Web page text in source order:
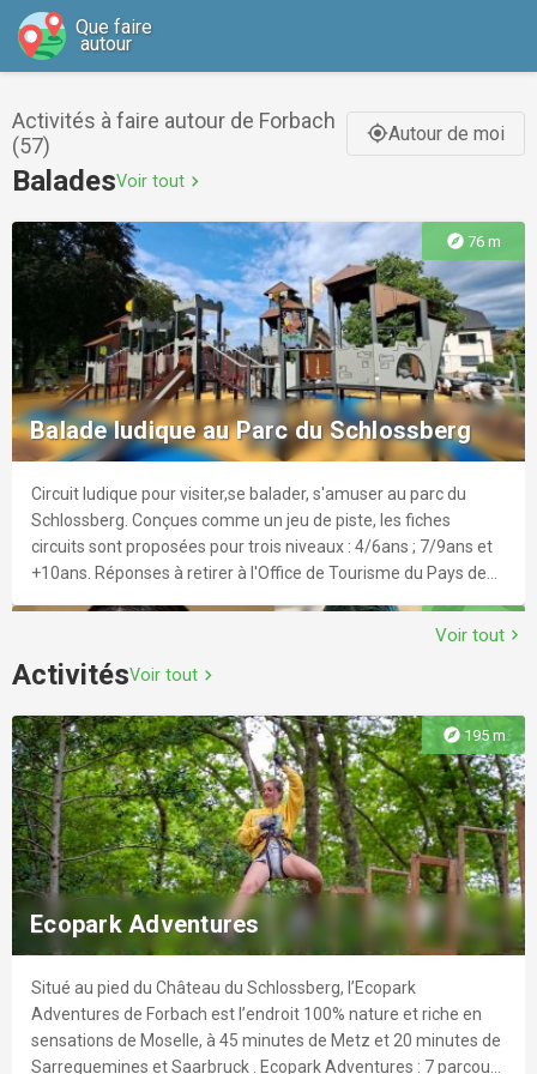
Que faire
autour
Activités à faire autour de Forbach
(57)
gps_fixedAutour de moi
BaladesVoir tout chevron_right
explore 76 m
Balade ludique au Parc du Schlossberg
Circuit ludique pour visiter,se balader, s'amuser au parc du
Schlossberg. Conçues comme un jeu de piste, les fiches
circuits sont proposées pour trois niveaux : 4/6ans ; 7/9ans et
+10ans. Réponses à retirer à l'Office de Tourisme du Pays de
explore
Balade ludique à la Chapelle Saint-Croix
Circuit ludique pour visiter, se balader, s'amuser autour de la
Chapelle Sainte-Croix à Forbach. Conçues comme un jeu de
piste, les fiches circuits sont proposées pour trois niveaux :
4/6ans ; 7/9ans ; et + de 10ans. Réponses à retirer à l'Office de
Tourisme du Pays de Forbach. Le travail de chaque petit
enquêteur sera récompensé sur présentation des bonnes
réponses.
explore 2.9 km
Voir tout chevron_right
ActivitésVoir tout chevron_right
explore 195 m
Ecopark Adventures
Situé au pied du Château du Schlossberg, l’Ecopark
Adventures de Forbach est l’endroit 100% nature et riche en
sensations de Moselle, à 45 minutes de Metz et 20 minutes de
Sarreguemines et Saarbruck . Ecopark Adventures : 7 parcours